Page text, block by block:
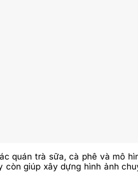
quán trà sữa, cà phê và mô
giúp xây dựng hình ảnh